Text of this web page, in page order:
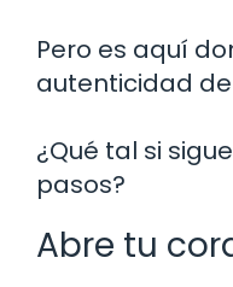
Pero es aquí
autenticidad
¿Qué tal si
pasos?
Abre tu